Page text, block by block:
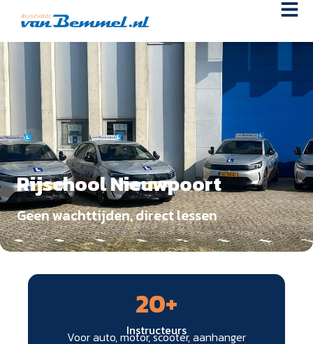
Rijschool Nieuwpoort
Geen wachttijden, direct lessen
Instructeurs
20+
Voor auto, motor, scooter, aanhanger